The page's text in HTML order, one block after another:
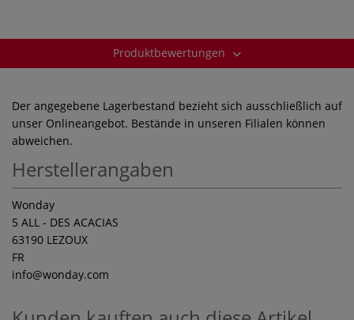
Produktbewertungen
Der angegebene Lagerbestand bezieht sich ausschließlich auf
unser Onlineangebot. Bestände in unseren Filialen können
abweichen.
Herstellerangaben
Wonday
5 ALL - DES ACACIAS
63190 LEZOUX
FR
info@wonday.com